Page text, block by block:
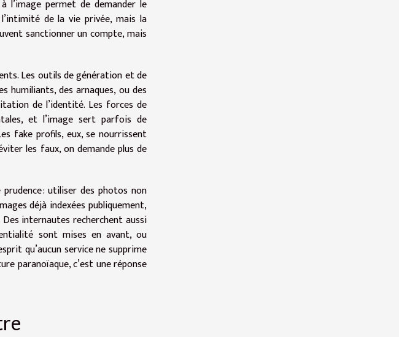
l’image permet de demander le
de la vie privée, mais la
sanctionner un compte, mais
Les outils de génération et de
des arnaques, ou des
de l’identité. Les forces de
et l’image sert parfois de
fake profils, eux, se nourrissent
les faux, on demande plus de
: utiliser des photos non
déjà indexées publiquement,
internautes recherchent aussi
sont mises en avant, ou
qu’aucun service ne supprime
paranoïaque, c’est une réponse